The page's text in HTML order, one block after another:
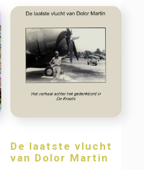
De laatste vlucht
van Dolor Martin